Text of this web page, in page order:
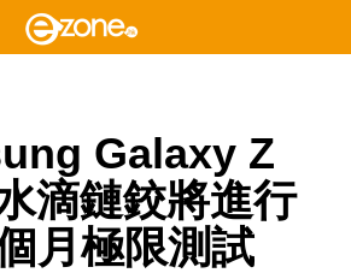
Galaxy Z
滴鏈鉸將進行
月極限測試